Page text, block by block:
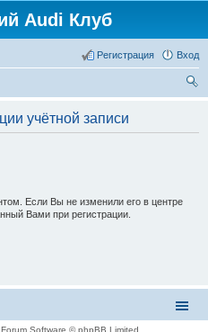
Audi Клуб
Вход
Регистрация
учётной записи
Если Вы не изменили его в центре
Вами при регистрации.
Software © phpBB Limited